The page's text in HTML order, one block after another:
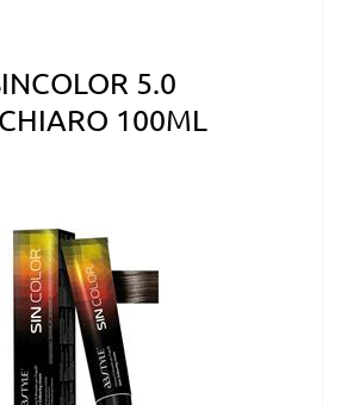
5.0
100ML